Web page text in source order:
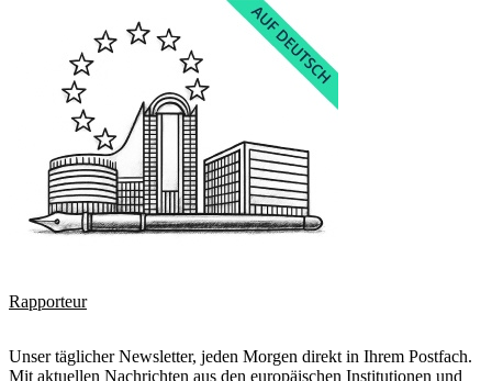
Rapporteur
Unser täglicher Newsletter, jeden Morgen direkt in Ihrem Postfach.
Mit aktuellen Nachrichten aus den europäischen Institutionen und